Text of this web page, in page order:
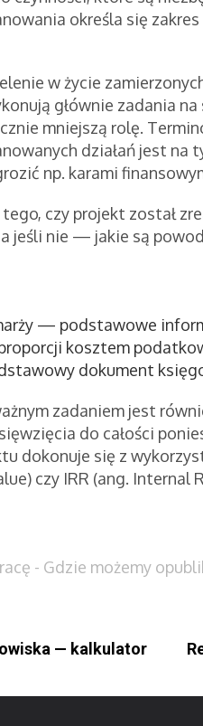
określa się
w życie
głównie zadania
mniejszą rolę.
działań jest
np. karami
czy projekt został
jeśli nie — jakie są
— podstawowe
kosztem
dokument
zadaniem jest
do całości
dokonuje się z
czy IRR (ang. Internal
- Gdzie możemy
— kalkulator